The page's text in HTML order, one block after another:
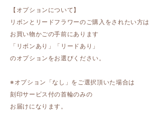
【オプションについて】
リボンとリードフラワーのご購入をされたい方は
お買い物かごの手前にあります
「リボンあり」「リードあり」
のオプションをお選びください。
※オプション「なし」をご選択頂いた場合は
刻印サービス付の首輪のみの
お届けになります。